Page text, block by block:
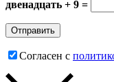
двенадцать + 9 =
Согласен с